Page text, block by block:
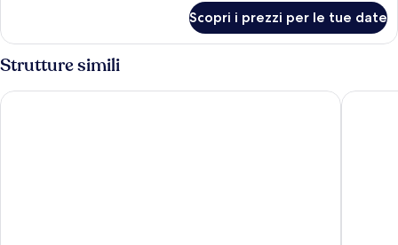
monolocale
(High
Floor)
Scopri i prezzi per le tue date
Strutture simili
Hyatt Place North Scottsdale Home2